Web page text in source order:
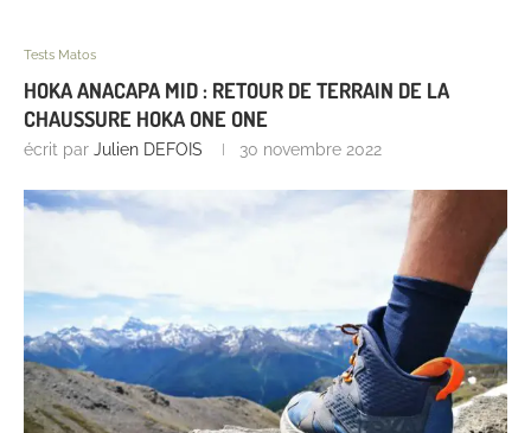
Tests Matos
HOKA ANACAPA MID : RETOUR DE TERRAIN DE LA
CHAUSSURE HOKA ONE ONE
écrit par Julien DEFOIS 30 novembre 2022